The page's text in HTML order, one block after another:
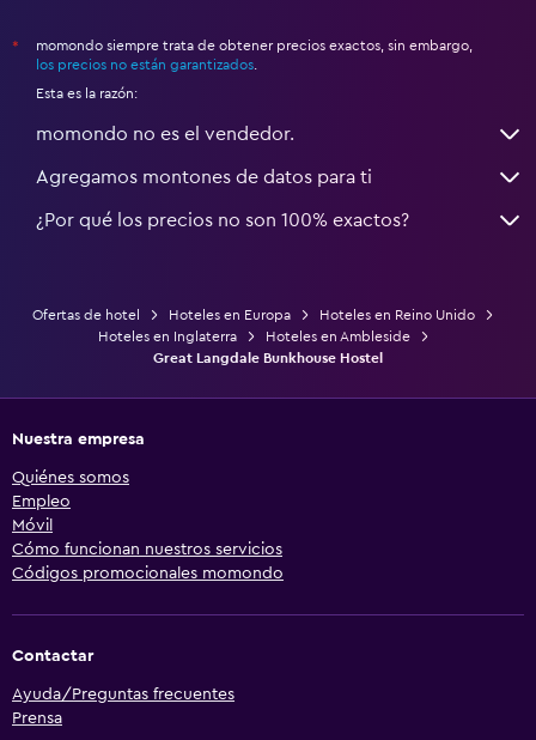
*
momondo siempre trata de obtener precios exactos, sin embargo,
los precios no están garantizados
Esta es la razón:
momondo no es el vendedor.
Agregamos montones de datos para ti
¿Por qué los precios no son 100% exactos?
Ofertas de hotel Hoteles en Europa
Hoteles en Reino Unido
Hoteles en Inglaterra
Hoteles en Ambleside
Great Langdale Bunkhouse Hostel
Nuestra empresa
Quiénes somos
Empleo
Móvil
Cómo funcionan nuestros servicios
Códigos promocionales momondo
Contactar
Ayuda/Preguntas frecuentes
Prensa